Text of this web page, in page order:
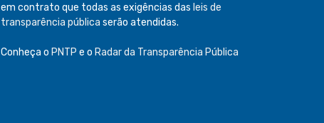
em contrato que todas as exigências das leis de
transparência pública serão atendidas.
Conheça o PNTP e o Radar da Transparência Pública